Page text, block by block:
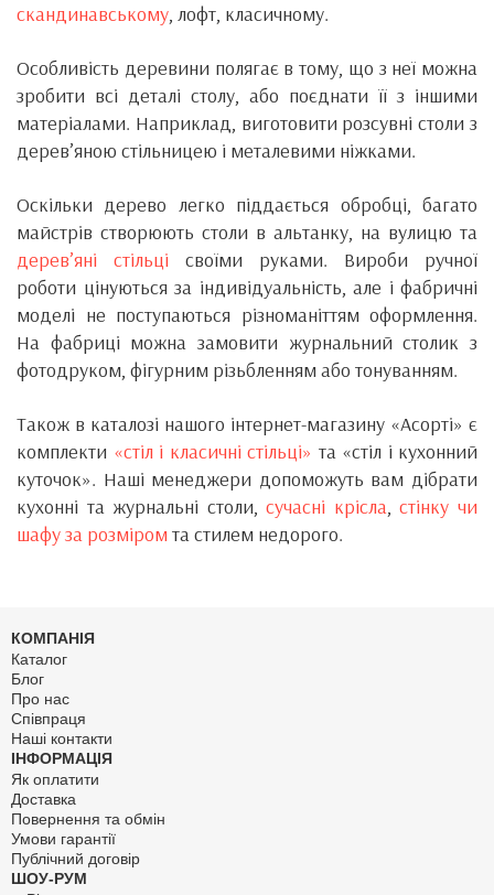
скандинавському, лофт, класичному.
Особливість деревини полягає в тому, що з неї можна
зробити всі деталі столу, або поєднати її з іншими
матеріалами. Наприклад, виготовити розсувні столи з
дерев’яною стільницею і металевими ніжками.
Оскільки дерево легко піддається обробці, багато
майстрів створюють столи в альтанку, на вулицю та
дерев’яні стільці своїми руками. Вироби ручної
роботи цінуються за індивідуальність, але і фабричні
моделі не поступаються різноманіттям оформлення.
На фабриці можна замовити журнальний столик з
фотодруком, фігурним різьбленням або тонуванням.
Також в каталозі нашого інтернет-магазину «Асорті» є
комплекти «стіл і класичні стільці» та «стіл і кухонний
куточок». Наші менеджери допоможуть вам дібрати
кухонні та журнальні столи,сучасні крісла,стінку чи
шафу за розміром та стилем недорого.
КОМПАНІЯ
Каталог
Блог
Про нас
Співпраця
Наші контакти
ІНФОРМАЦІЯ
Як оплатити
Доставка
Повернення та обмін
Умови гарантії
Публічний договір
ШОУ-РУМ